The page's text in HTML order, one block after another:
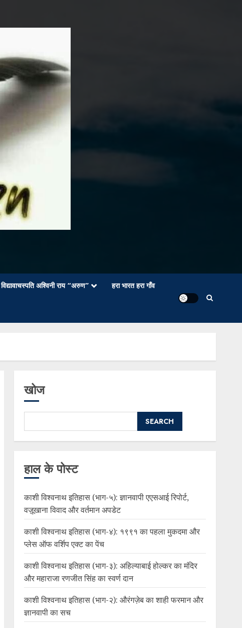
विद्यावाचस्पति अश्विनी राय “अरुण” हरा भारत हरा गाँव
खोज
SEARCH
हाल के पोस्ट
काशी विश्वनाथ इतिहास (भाग-५): ज्ञानवापी एएसआई रिपोर्ट,
वज़ूखाना विवाद और वर्तमान अपडेट
काशी विश्वनाथ इतिहास (भाग-४): १९९१ का पहला मुकदमा और
प्लेस ऑफ वर्शिप एक्ट का पेंच
काशी विश्वनाथ इतिहास (भाग-३): अहिल्याबाई होल्कर का मंदिर
और महाराजा रणजीत सिंह का स्वर्ण दान
काशी विश्वनाथ इतिहास (भाग-२): औरंगज़ेब का शाही फरमान और
ज्ञानवापी का सच